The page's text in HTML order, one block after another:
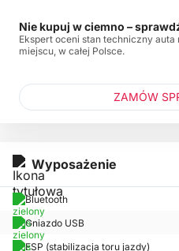
Wyposażenie
Bluetooth
Gniazdo USB
ESP (stabilizacja toru jazdy)
Nie kupuj w ciemno –
Ekspert oceni stan techniczny auta
miejscu, w całej Polsce.
ZAMÓW